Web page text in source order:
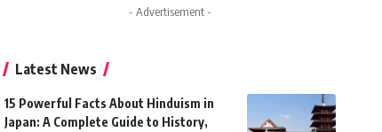
- Advertisement -
Latest News
15 Powerful Facts About Hinduism in
Japan: A Complete Guide to History,